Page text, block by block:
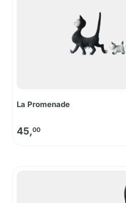
La Promenade
45,00